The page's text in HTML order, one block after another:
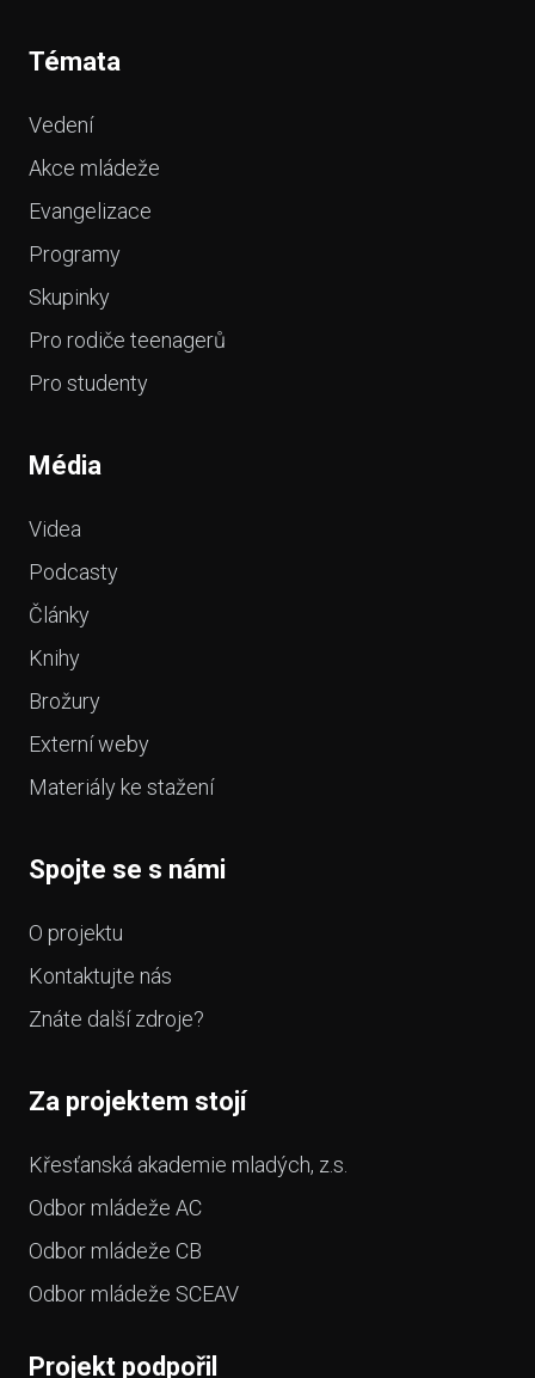
Témata
Vedení
Akce mládeže
Evangelizace
Programy
Skupinky
Pro rodiče teenagerů
Pro studenty
Média
Videa
Podcasty
Články
Knihy
Brožury
Externí weby
Materiály ke stažení
Spojte se s námi
O projektu
Kontaktujte nás
Znáte další zdroje?
Za projektem stojí
Křesťanská akademie mladých, z.s.
Odbor mládeže AC
Odbor mládeže CB
Odbor mládeže SCEAV
Projekt podpořil